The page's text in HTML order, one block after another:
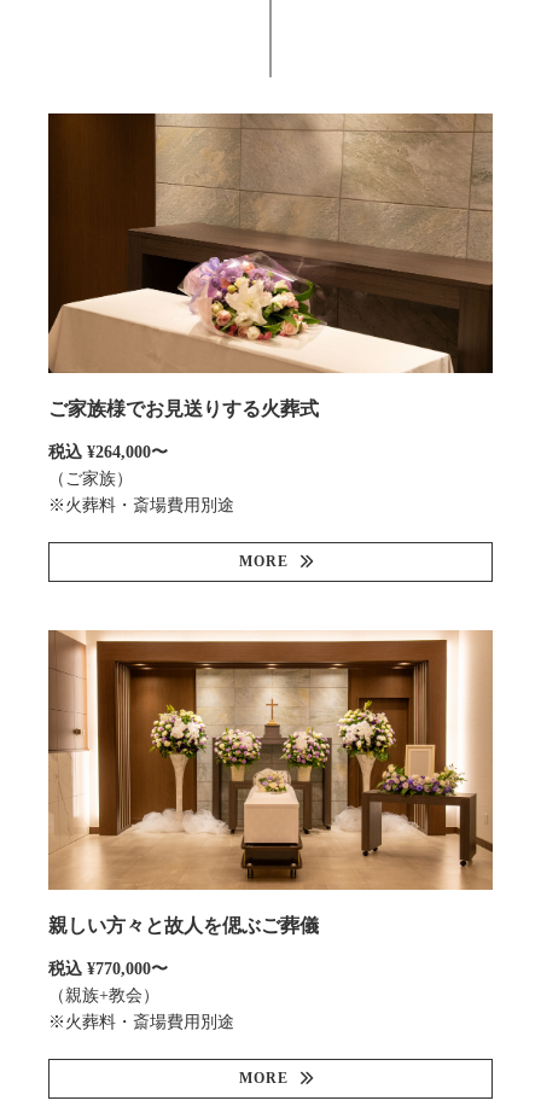
ご家族様でお見送りする火葬式
税込 ¥264,000〜
（ご家族）
※火葬料・斎場費用別途
MORE
親しい方々と故人を偲ぶご葬儀
税込 ¥770,000〜
（親族+教会）
※火葬料・斎場費用別途
MORE